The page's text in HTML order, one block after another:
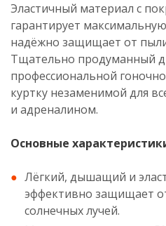
Эластичный материал с
гарантирует
надёжно защищает от
Тщательно продуманный
профессиональной
куртку незаменимой для
и адреналином.
Основные
Лёгкий, дышащий и
эффективно защищает
солнечных лучей.